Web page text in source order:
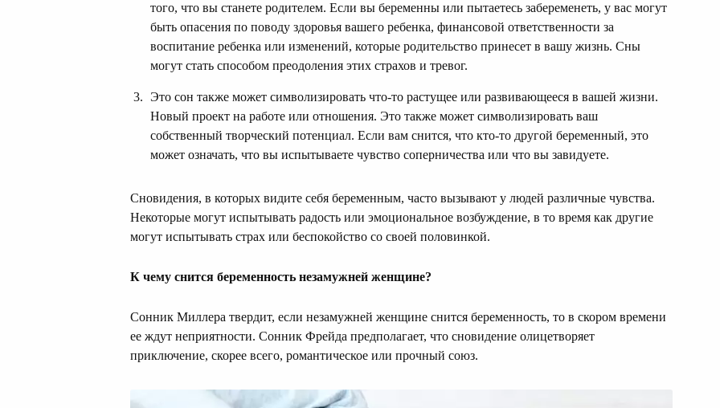
того, что вы станете родителем. Если вы беременны или пытаетесь забеременеть, у вас могут
быть опасения по поводу здоровья вашего ребенка, финансовой ответственности за
воспитание ребенка или изменений, которые родительство принесет в вашу жизнь. Сны
могут стать способом преодоления этих страхов и тревог.
Это сон также может символизировать что-то растущее или развивающееся в вашей жизни.
Новый проект на работе или отношения. Это также может символизировать ваш
собственный творческий потенциал. Если вам снится, что кто-то другой беременный, это
может означать, что вы испытываете чувство соперничества или что вы завидуете.
Сновидения, в которых видите себя беременным, часто вызывают у людей различные чувства.
Некоторые могут испытывать радость или эмоциональное возбуждение, в то время как другие
могут испытывать страх или беспокойство со своей половинкой.
К чему снится беременность незамужней женщине?
Сонник Миллера твердит, если незамужней женщине снится беременность, то в скором времени
ее ждут неприятности. Сонник Фрейда предполагает, что сновидение олицетворяет
приключение, скорее всего, романтическое или прочный союз.